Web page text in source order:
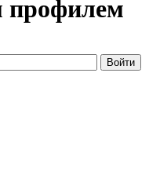
профилем